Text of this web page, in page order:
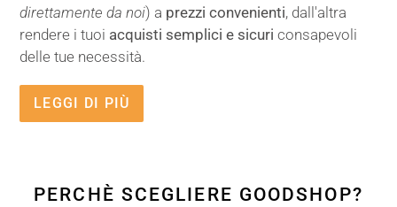
direttamente da noi) a prezzi convenienti, dall'altra
rendere i tuoi acquisti semplici e sicuri consapevoli
delle tue necessità.
LEGGI DI PIÙ
PERCHÈ SCEGLIERE GOODSHOP?